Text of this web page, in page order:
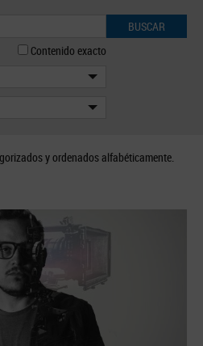
BUSCAR
Contenido exacto
y ordenados alfabéticamente.